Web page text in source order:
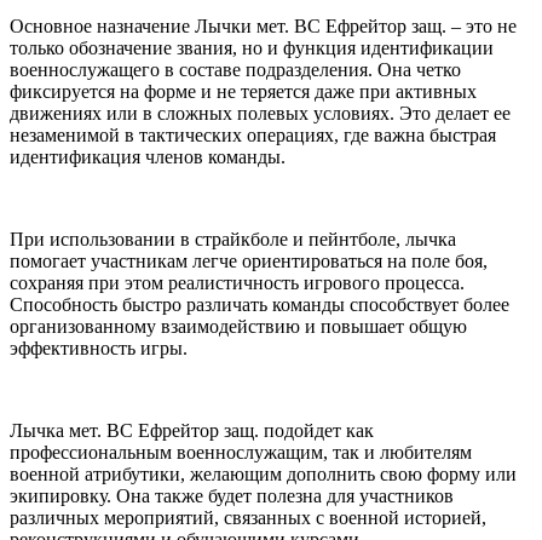
Основное назначение Лычки мет. ВС Ефрейтор защ. – это не
только обозначение звания, но и функция идентификации
военнослужащего в составе подразделения. Она четко
фиксируется на форме и не теряется даже при активных
движениях или в сложных полевых условиях. Это делает ее
незаменимой в тактических операциях, где важна быстрая
идентификация членов команды.
При использовании в страйкболе и пейнтболе, лычка
помогает участникам легче ориентироваться на поле боя,
сохраняя при этом реалистичность игрового процесса.
Способность быстро различать команды способствует более
организованному взаимодействию и повышает общую
эффективность игры.
Лычка мет. ВС Ефрейтор защ. подойдет как
профессиональным военнослужащим, так и любителям
военной атрибутики, желающим дополнить свою форму или
экипировку. Она также будет полезна для участников
различных мероприятий, связанных с военной историей,